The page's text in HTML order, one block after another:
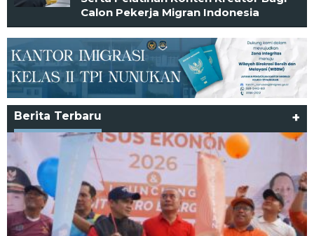
Calon Pekerja Migran Indonesia
Berita Terbaru +